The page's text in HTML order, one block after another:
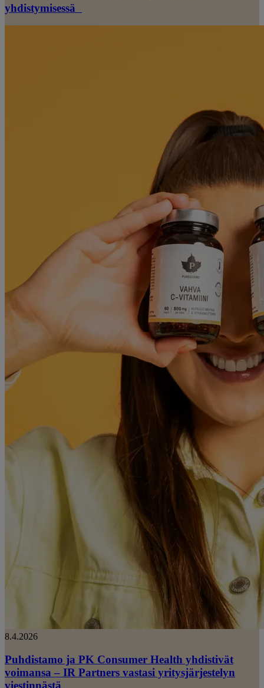
yhdistymisessä
8.4.2026
Puhdistamo ja PK Consumer Health yhdistivät
voimansa – IR Partners vastasi yritysjärjestelyn
viestinnästä